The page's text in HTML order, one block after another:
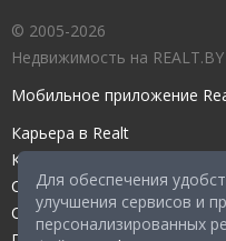
Для обеспечения
улучшения сервисов и
персонализированных
© 2005-2026
Недвижимость на REALT.BY
Мобильное приложение
Карьера в Realt
Контакты редакции
Справочный центр
Служба поддержки